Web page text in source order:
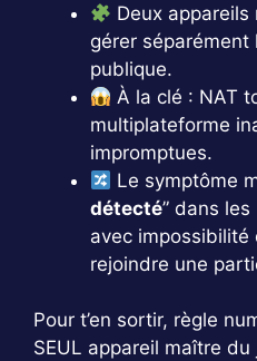
Deux
gérer séparément
publique.
À la clé : NAT
multiplateforme
impromptues.
Le symptôme
détecté” dans
avec impossibilité
rejoindre une
Pour t’en sortir, règle
SEUL appareil maître